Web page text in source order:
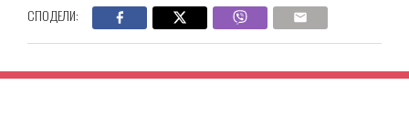
СПОДЕЛИ: